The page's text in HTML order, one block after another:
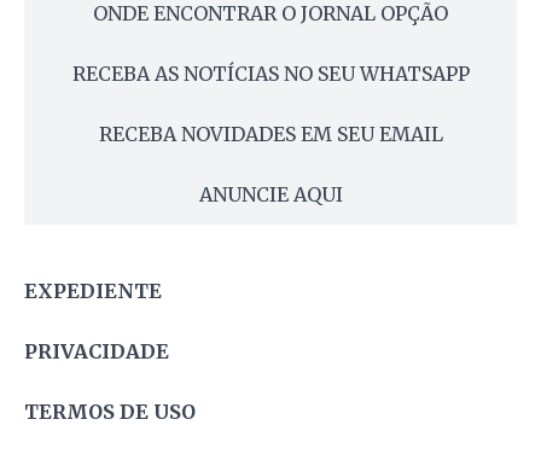
ONDE ENCONTRAR O JORNAL OPÇÃO
RECEBA AS NOTÍCIAS NO SEU WHATSAPP
RECEBA NOVIDADES EM SEU EMAIL
ANUNCIE AQUI
EXPEDIENTE
PRIVACIDADE
TERMOS DE USO